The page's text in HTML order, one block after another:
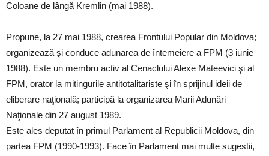
Coloane de lângă Kremlin (mai 1988).
Propune, la 27 mai 1988, crearea Frontului Popular din Moldova;
organizează şi conduce adunarea de întemeiere a FPM (3 iunie
1988). Este un membru activ al Cenaclului Alexe Mateevici şi al
FPM, orator la mitingurile antitotalitariste şi în sprijinul ideii de
eliberare naţională; participă la organizarea Marii Adunări
Naţionale din 27 august 1989.
Este ales deputat în primul Parlament al Republicii Moldova, din
partea FPM (1990-1993). Face în Parlament mai multe sugestii,